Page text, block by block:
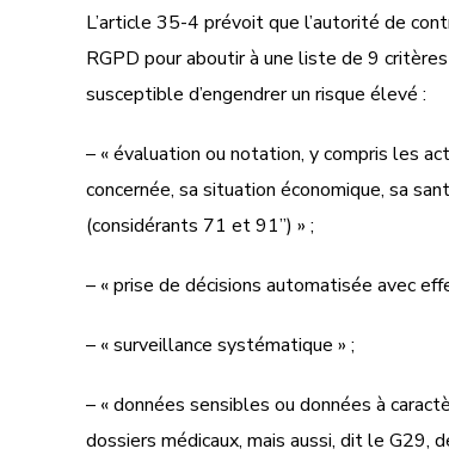
L’article 35-4 prévoit que l’autorité de
RGPD pour aboutir à une liste de 9
susceptible d’engendrer un risque élevé :
– « évaluation ou notation, y compris les
concernée, sa situation économique, sa
(considérants 71 et 91”) » ;
– « prise de décisions automatisée avec
– « surveillance systématique » ;
– « données sensibles ou données à
dossiers médicaux, mais aussi, dit le G29,